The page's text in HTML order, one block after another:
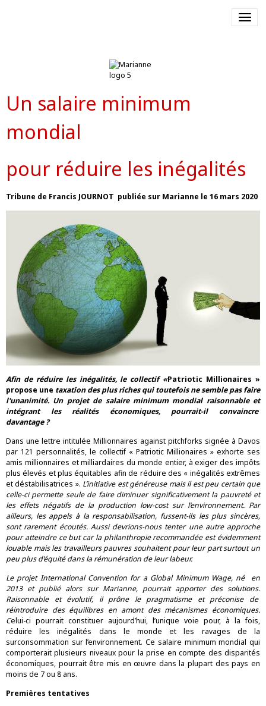
Un salaire minimum
mondial
pour réduire les inégalités
Tribune de Francis JOURNOT publiée sur Marianne le 16 mars 2020
Afin de réduire les inégalités, le collectif «Patriotic Millionaires »
propose une taxation des plus riches qui toutefois ne semble pas faire
l'unanimité. Un projet de salaire minimum mondial raisonnable et
intégrant les réalités économiques, pourrait-il convaincre
davantage ?
Dans une lettre intitulée Millionnaires against pitchforks signée à Davos
par 121 personnalités, le collectif « Patriotic Millionaires » exhorte ses
amis millionnaires et milliardaires du monde entier, à exiger des impôts
plus élevés et plus équitables afin de réduire des « inégalités extrêmes
et déstabilisatrices ». L’initiative est généreuse mais il est peu certain que
celle-ci permette seule de faire diminuer significativement la pauvreté et
les effets négatifs de la production low-cost sur l’environnement. Par
ailleurs, les appels à la responsabilisation, fussent-ils les plus sincères,
sont rarement écoutés. Aussi devrions-nous tenter une autre approche
pour atteindre ce but car la philanthropie recommandée est évidemment
louable mais les travailleurs pauvres souhaitent pour leur part surtout un
peu plus d’équité dans la rémunération de leur labeur.
Le projet International Convention for a Global Minimum Wage, né en
2013 et publié alors sur Marianne, pourrait apporter des solutions.
Raisonnable et évolutif, il prône le pragmatisme et préconise de
réintroduire des équilibres en amont des mécanismes économiques.
Celui-ci pourrait constituer aujourd’hui, l’unique voie pour, à la fois,
réduire les inégalités dans le monde et les ravages de la
surconsommation sur l’environnement. Ce salaire minimum mondial qui
comporterait plusieurs niveaux pour la prise en compte des disparités
économiques, pourrait être mis en œuvre dans la plupart des pays en
moins de 7 ou 8 ans.
Premières tentatives